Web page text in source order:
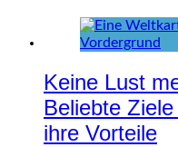
Keine Lust
Beliebte
ihre Vorteile